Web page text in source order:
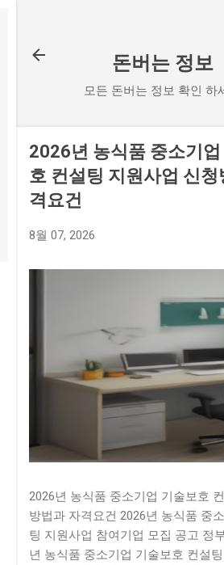
돈버는 정보
모든 돈버는 정보 확인 하
2026년 농식품 중소기
호 컨설팅 지원사업 신청
격요건
8월 07, 2026
2026년 농식품 중소기업 기술보호
방법과 자격요건 2026년 농식품 중
팅 지원사업 참여기업 모집 공고 정
년 농식품 중소기업 기술보호 컨설